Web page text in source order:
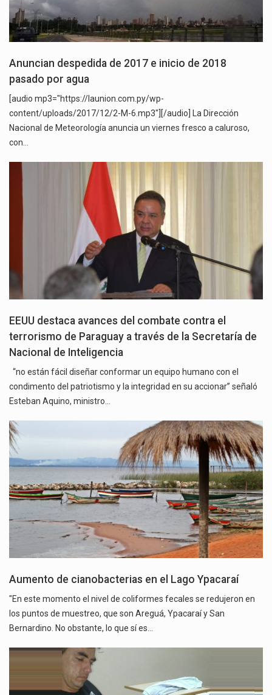
Anuncian despedida de 2017 e inicio de 2018
pasado por agua
[audio mp3="https://launion.com.py/wp-
content/uploads/2017/12/2-M-6.mp3"][/audio] La Dirección
Nacional de Meteorología anuncia un viernes fresco a caluroso,
con…
EEUU destaca avances del combate contra el
terrorismo de Paraguay a través de la Secretaría de
Nacional de Inteligencia
“no están fácil diseñar conformar un equipo humano con el
condimento del patriotismo y la integridad en su accionar” señaló
Esteban Aquino, ministro…
Aumento de cianobacterias en el Lago Ypacaraí
"En este momento el nivel de coliformes fecales se redujeron en
los puntos de muestreo, que son Areguá, Ypacaraí y San
Bernardino. No obstante, lo que sí es…